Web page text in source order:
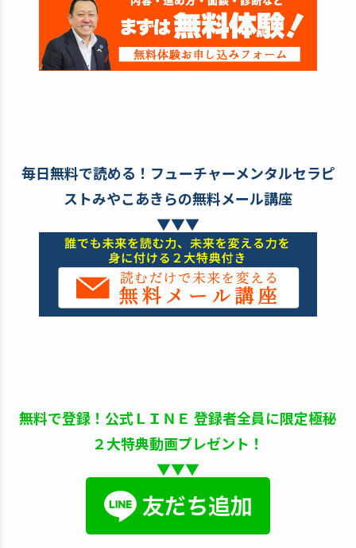
毎日無料で読める！フューチャーメンタルセラピ
ストみやこあきらの無料メール講座
▼▼▼
無料で登録！公式ＬＩＮＥ 登録者全員に限定極秘
２大特典動画プレゼント！
▼▼▼